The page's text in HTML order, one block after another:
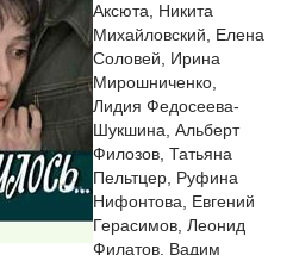
Аксюта, Никита
Михайловский, Елена
Соловей, Ирина
Мирошниченко,
Лидия Федосеева-
Шукшина, Альберт
Филозов, Татьяна
Пельтцер, Руфина
Нифонтова, Евгений
Герасимов, Леонид
Филатов, Вадим